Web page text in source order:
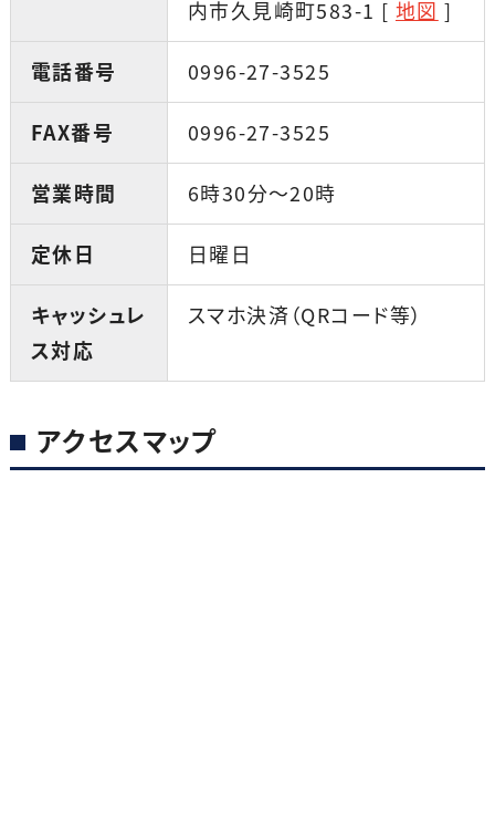
内市久見崎町583-1 [ 地図 ]
電話番号 0996-27-3525
FAX番号 0996-27-3525
営業時間 6時30分～20時
定休日 日曜日
キャッシュレ
ス対応
スマホ決済（QRコード等）
アクセスマップ